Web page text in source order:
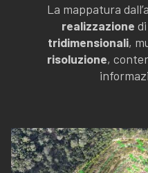
La mappatura
realizzazione di
tridimensionali,
risoluzione,